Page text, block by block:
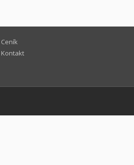
Ceník
Kontakt